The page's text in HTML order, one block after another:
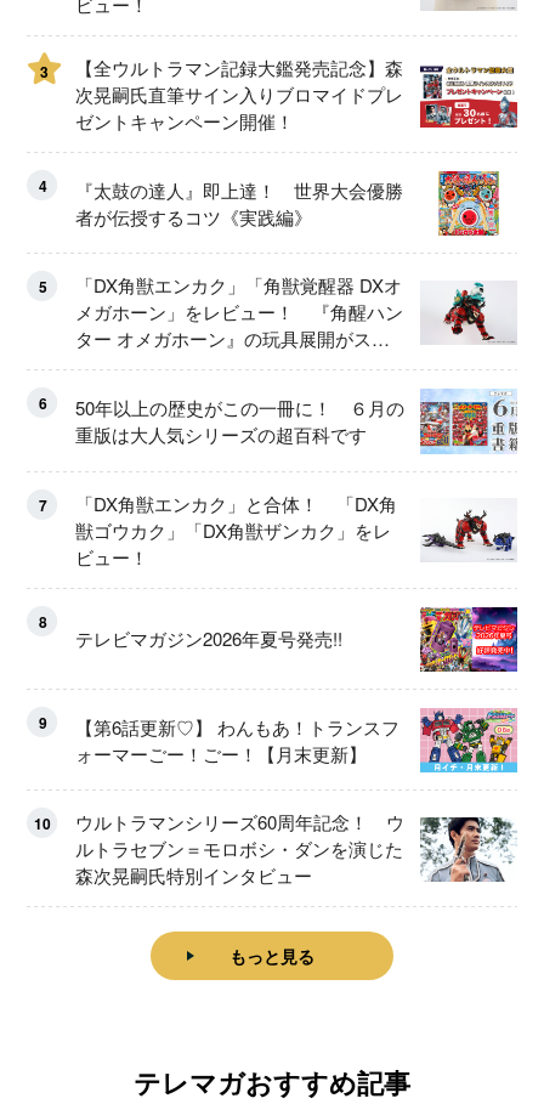
3
【全ウルトラマン記録大鑑発売記念】森
次晃嗣氏直筆サイン入りブロマイドプレ
ゼントキャンペーン開催！
4
『太鼓の達人』即上達！ 世界大会優勝
者が伝授するコツ《実践編》
5
「DX角獣エンカク」「角獣覚醒器 DXオ
メガホーン」をレビュー！ 『角醒ハン
ター オメガホーン』の玩具展開がスタ
ート！
6
50年以上の歴史がこの一冊に！ ６月の
重版は大人気シリーズの超百科です
7
「DX角獣エンカク」と合体！ 「DX角
獣ゴウカク」「DX角獣ザンカク」をレ
ビュー！
8
テレビマガジン2026年夏号発売!!
9
【第6話更新♡】 わんもあ！トランスフ
ォーマーごー！ごー！【月末更新】
10
ウルトラマンシリーズ60周年記念！ ウ
ルトラセブン＝モロボシ・ダンを演じた
森次晃嗣氏特別インタビュー
もっと見る
テレマガおすすめ記事